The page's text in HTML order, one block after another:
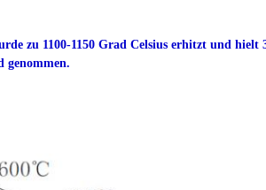
zu 1100-1150 Grad Celsius erhitzt und
genommen.